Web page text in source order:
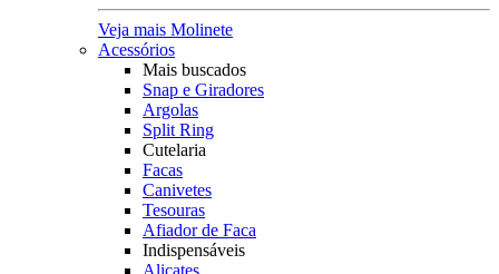
Veja mais Molinete
Acessórios
Mais buscados
Snap e Giradores
Argolas
Split Ring
Cutelaria
Facas
Canivetes
Tesouras
Afiador de Faca
Indispensáveis
Alicates